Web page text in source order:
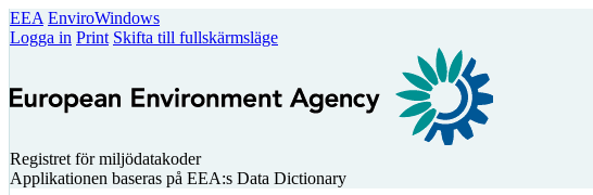
EEA EnviroWindows
Logga in Print Skifta till fullskärmsläge
Registret för miljödatakoder
Applikationen baseras på EEA:s Data Dictionary